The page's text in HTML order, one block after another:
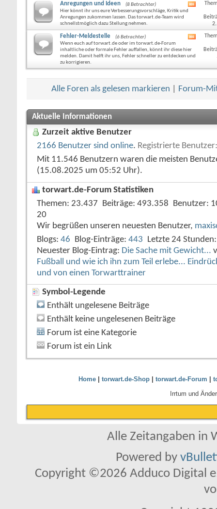
Anregungen und Ideen
(8 Betrachter)
Hier könnt ihr uns eure Verbesserungsvorschläge, Kritik und
Anregungen zukommen lassen. Das torwart.de-Team wird
schnellstmöglich dazu Stellung nehmen.
RSS-
dieses
Forums
Fehler-Meldestelle
(6 Betrachter)
Wenn euch auf torwart.de oder im torwart.de-Forum
inhaltliche oder formale Fehler auffallen, könnt ihr diese hier
melden. Damit helft ihr uns, Fehler schneller zu entdecken und
zu korrigieren.
RSS-
dieses
Alle Foren als gelesen markieren Forum-
Aktuelle Informationen
Zurzeit aktive Benutzer
2166 Benutzer sind online. Registrierte
Mit 11.546 Benutzern waren die meisten
(15.08.2025 um 05:52 Uhr).
torwart.de-Forum Statistiken
Themen 23.437 Beiträge 493.358 Benutzer
20
Wir begrüßen unseren neuesten Benutzer,
Blogs 46 Blog-Einträge 443
Letzte 24 Stunden
Neuester Blog-Eintrag: Die Sache mit Gewicht...
Fußball und wie ich ihn zum Teil erlebe...
und von einen Torwarttrainer
Symbol-Legende
Enthält ungelesene Beiträge
Enthält keine ungelesenen Beiträge
Forum ist eine Kategorie
Forum ist ein Link
Home| torwart.de-Shop| torwart.de-Forum |
Irrtum und
Alle Zeitangaben in
Powered by
Copyright ©2026 Adduco Digital